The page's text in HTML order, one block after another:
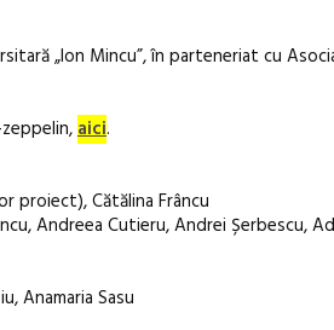
„Ion Mincu”, în parteneriat cu
aici.
proiect), Cătălina Frâncu
Andreea Cutieru, Andrei Șerbescu,
Anamaria Sasu